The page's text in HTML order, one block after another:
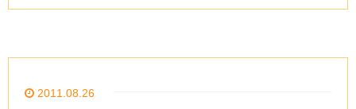
2011.08.26